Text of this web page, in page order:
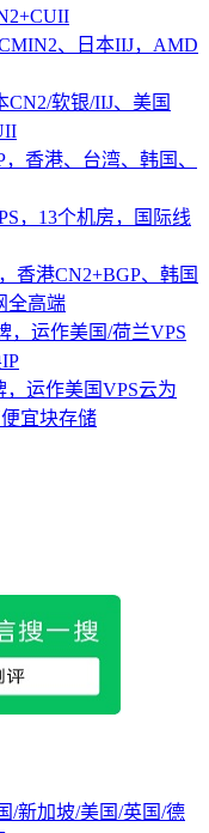
、日本IIJ，AMD
CN2/软银/IIJ、美国
香港、台湾、韩国、
，13个机房，国际线
香港CN2+BGP、韩国
全高端
，运作美国/荷兰VPS
，运作美国VPS云为
宜块存储
/新加坡/美国/英国/德